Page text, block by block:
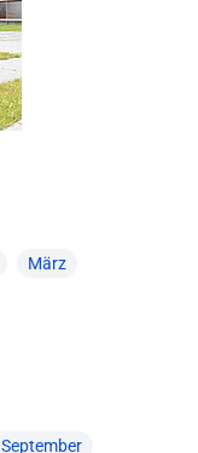
März
September